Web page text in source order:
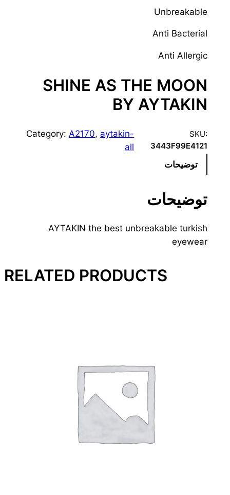
Unbreakable
Anti Bacterial
Anti Allergic
SHINE AS THE MOON
BY AYTAKIN
SKU:
3443F99E4121
Category: A2170, aytakin-
all
توضیحات
توضیحات
AYTAKIN the best unbreakable turkish
eyewear
RELATED PRODUCTS